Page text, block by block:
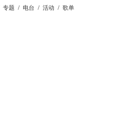
专题 / 电台 / 活动 / 歌单